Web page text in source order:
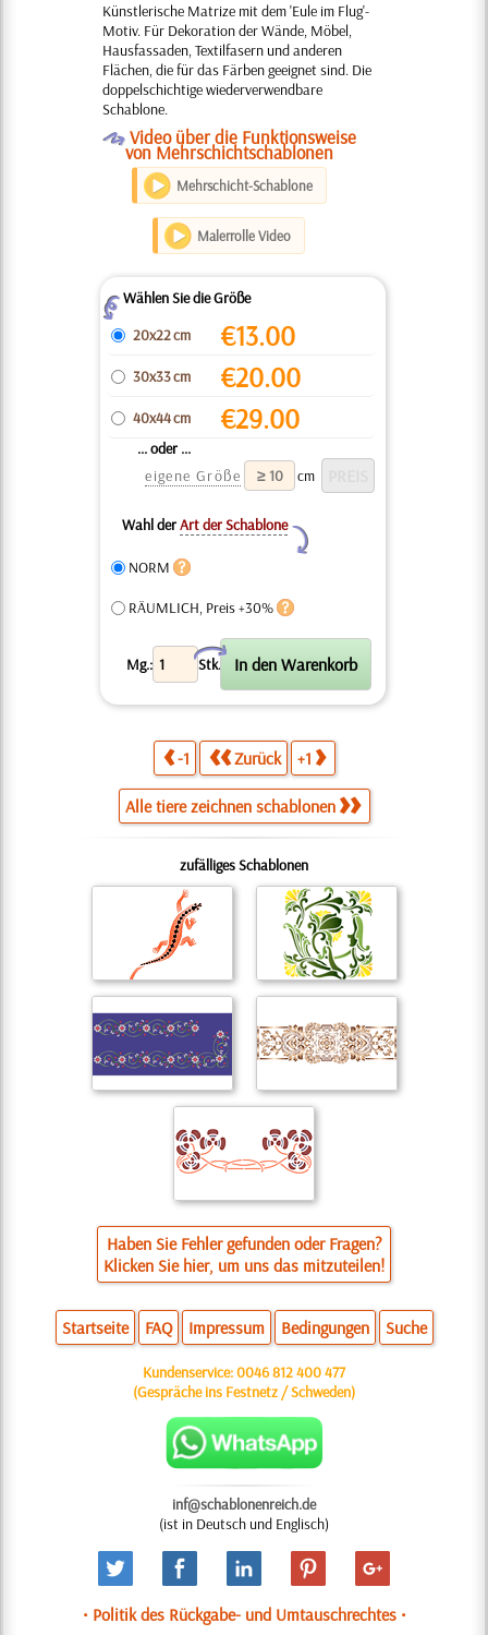
Künstlerische Matrize mit dem 'Eule im Flug'-
Motiv. Für Dekoration der Wände, Möbel,
Hausfassaden, Textilfasern und anderen
Flächen, die für das Färben geeignet sind. Die
doppelschichtige wiederverwendbare
Schablone.
O Video über die Funktionsweise
von Mehrschichtschablonen
Mehrschicht-Schablone
Malerrolle Video
ZWählen Sie die Größe
20x22 cm
€13.00
30x33 cm €20.00
40x44 cm €29.00
... oder ...
eigene Größe
cm
Wahl derArt der Schablone
Y
NORM
RÄUMLICH, Preis +30%
Mg.: Stk.
X
-1 Zurück +1
Alle tiere zeichnen schablonen
zufälliges Schablonen
Haben Sie Fehler gefunden oder Fragen?
Klicken Sie hier, um uns das mitzuteilen!
Startseite FAQ Impressum Bedingungen Suche
Kundenservice:0046 812 400 477
(Gespräche ins Festnetz / Schweden)
inf@schablonenreich.de
(ist in Deutsch und Englisch)
• Politik des Rückgabe- und Umtauschrechtes •